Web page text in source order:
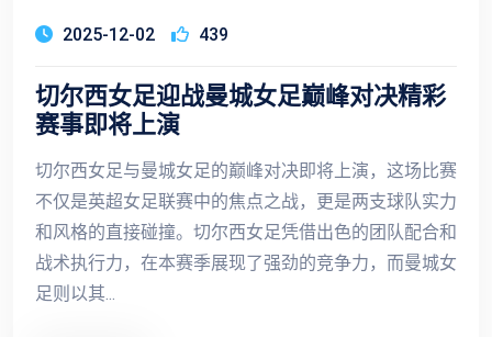
2025-12-02 439
切尔西女足迎战曼城女足巅峰对决精彩
赛事即将上演
切尔西女足与曼城女足的巅峰对决即将上演，这场比赛
不仅是英超女足联赛中的焦点之战，更是两支球队实力
和风格的直接碰撞。切尔西女足凭借出色的团队配合和
战术执行力，在本赛季展现了强劲的竞争力，而曼城女
足则以其...